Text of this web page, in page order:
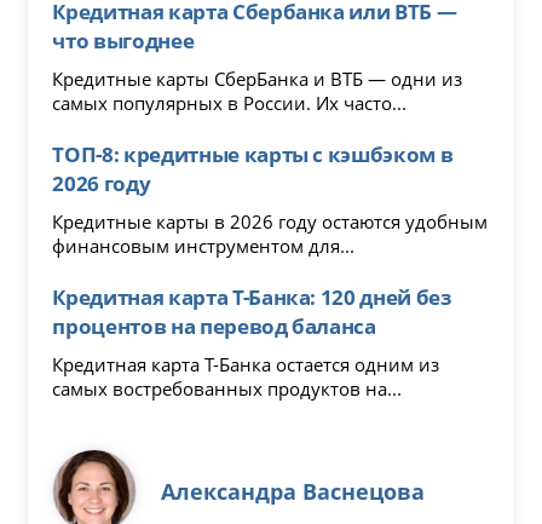
Кредитная карта Сбербанка или ВТБ —
что выгоднее
Кредитные карты СберБанка и ВТБ — одни из
самых популярных в России. Их часто...
ТОП-8: кредитные карты с кэшбэком в
2026 году
Кредитные карты в 2026 году остаются удобным
финансовым инструментом для...
Кредитная карта Т-Банка: 120 дней без
процентов на перевод баланса
Кредитная карта Т-Банка остается одним из
самых востребованных продуктов на...
Александра Васнецова